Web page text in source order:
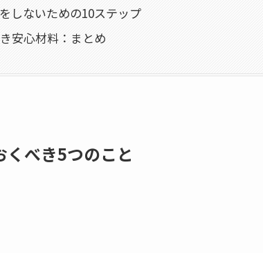
しないための10ステップ
安心材料：まとめ
べき5つのこと